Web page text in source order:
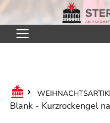
Zum Hauptinhalt springen
Blank - Kurzrockengel